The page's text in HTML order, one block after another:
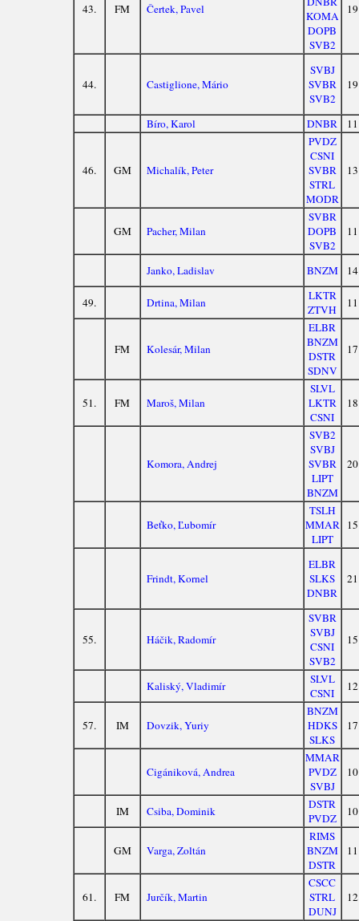
43. FM Čertek, Pavel
KOMA
DOPB
SVB2
19
44. Castiglione, Mário
SVBJ
SVBR
SVB2
19
Bíro, Karol DNBR 11
46. GM Michalík, Peter
PVDZ
CSNI
SVBR
STRL
MODR
13
GM Pacher, Milan
SVBR
DOPB
SVB2
11
Janko, Ladislav BNZM 14
49. Drtina, Milan
LKTR
ZTVH
11
FM Kolesár, Milan
ELBR
BNZM
DSTR
SDNV
17
51. FM Maroš, Milan
SLVL
LKTR
CSNI
18
Komora, Andrej
SVB2
SVBJ
SVBR
LIPT
BNZM
20
Beťko, Ľubomír
TSLH
MMAR
LIPT
15
Frindt, Kornel
ELBR
SLKS
DNBR
21
55. Háčik, Radomír
SVBR
SVBJ
CSNI
SVB2
15
Kaliský, Vladimír
SLVL
CSNI
12
57. IM Dovzik, Yuriy
BNZM
HDKS
SLKS
17
Cigániková, Andrea
MMAR
PVDZ
SVBJ
10
IM Csiba, Dominik
DSTR
PVDZ
10
GM Varga, Zoltán
RIMS
BNZM
DSTR
11
61. FM Jurčík, Martin
CSCC
STRL
DUNJ
12